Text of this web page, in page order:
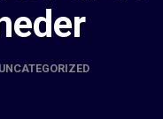
UNCATEGORIZED